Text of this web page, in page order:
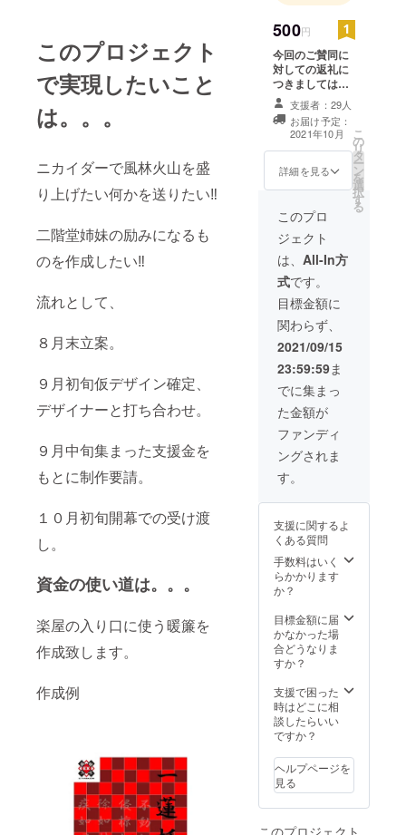
このプロジェクト
で実現したいこと
は。。。
ニカイダーで風林火山を盛
り上げたい何かを送りたい‼
二階堂姉妹の励みになるも
のを作成したい‼︎
流れとして、
８月末立案。
９月初旬仮デザイン確定、
デザイナーと打ち合わせ。
９月中旬集まった支援金を
もとに制作要請。
１０月初旬開幕での受け渡
し。
資金の使い道は。。。
楽屋の入り口に使う暖簾を
作成致します。
作成例
500円
今回のご賛同に
対しての返礼に
つきましては、
作成物にお名前
をいれます。 お
名前(Twitter名か
YouTube名等)の
記載をお願いし
ます。
支援者：29人
お届け予定：
2021年10月
詳細を見る
こ
の
リ
タ
ー
ン
を
選
択
す
る
このプロ
ジェクト
は、 All-In方
式です。
目標金額に
関わらず、
2021/09/15
23:59:59ま
でに集まっ
た金額が
ファンディ
ングされま
す。
支援に関するよ
くある質問
手数料はいく
らかかります
か？
目標金額に届
かなかった場
合どうなりま
すか？
支援で困った
時はどこに相
談したらいい
ですか？
ヘルプページを
見る